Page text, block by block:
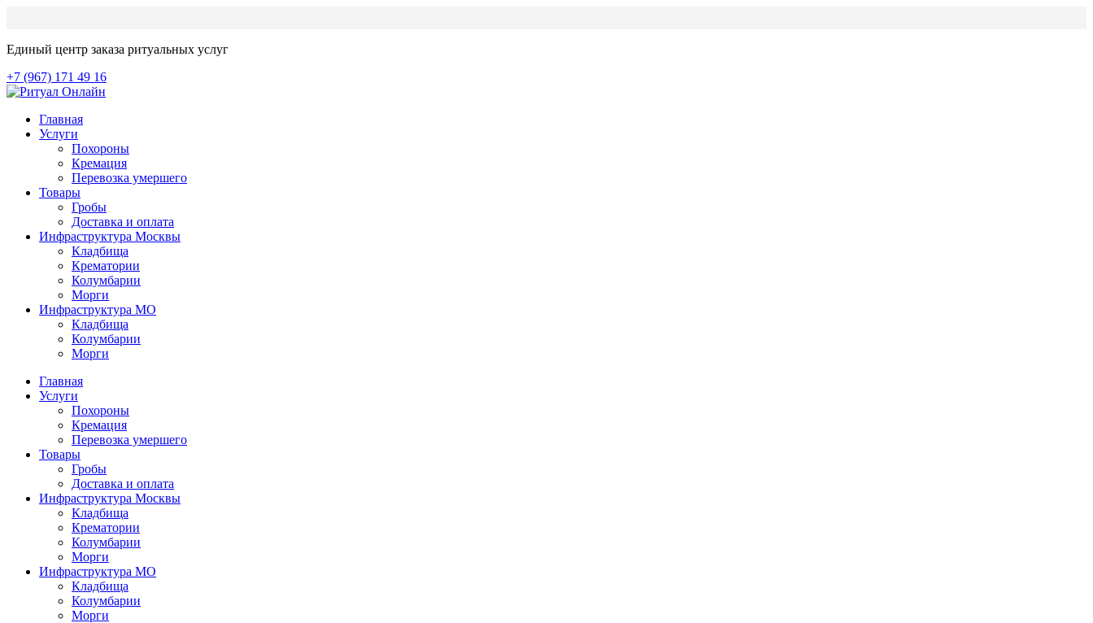
Единый центр заказа ритуальных услуг
+7 (967) 171 49 16
Главная
Услуги
Похороны
Кремация
Перевозка умершего
Товары
Гробы
Доставка и оплата
Инфраструктура Москвы
Кладбища
Крематории
Колумбарии
Морги
Инфраструктура МО
Кладбища
Колумбарии
Морги
Главная
Услуги
Похороны
Кремация
Перевозка умершего
Товары
Гробы
Доставка и оплата
Инфраструктура Москвы
Кладбища
Крематории
Колумбарии
Морги
Инфраструктура МО
Кладбища
Колумбарии
Морги